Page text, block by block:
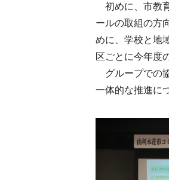
初めに、市教
ールの取組の方
めに、学校と地
区ごとに今年度
グループでの
一体的な推進に